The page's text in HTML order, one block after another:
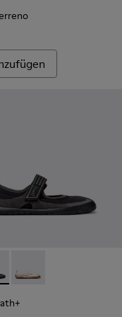
und graue
Sneaker aus
010 - 007 - Braune
- K201987-001 -
Peu Path+ -